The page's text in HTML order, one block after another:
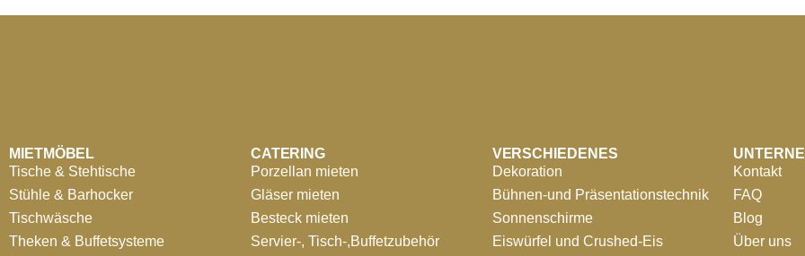
MIETMÖBEL
Tische & Stehtische
Stühle & Barhocker
Tischwäsche
Theken & Buffetsysteme
CATERING
Porzellan mieten
Gläser mieten
Besteck mieten
Servier-, Tisch-,Buffetzubehör
VERSCHIEDENES
Dekoration
Bühnen-und Präsentationstechnik
Sonnenschirme
Eiswürfel und Crushed-Eis
Kontakt
FAQ
Blog
Über uns